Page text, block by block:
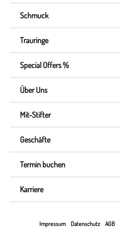
Schmuck
Trauringe
Special Offers %
Über Uns
Mit-Stifter
Geschäfte
Termin buchen
Karriere
Impressum Datenschutz AGB